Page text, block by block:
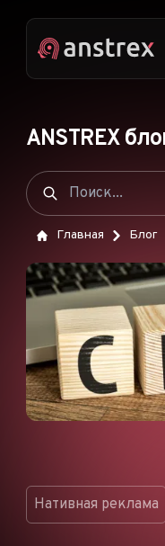
ANSTREX
Главная Блог
Нативная реклама